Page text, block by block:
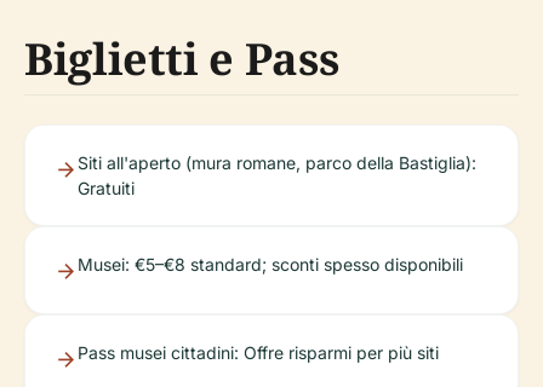
Biglietti e Pass
Siti all'aperto (mura romane, parco della Bastiglia):
Gratuiti
Musei: €5–€8 standard; sconti spesso disponibili
Pass musei cittadini: Offre risparmi per più siti